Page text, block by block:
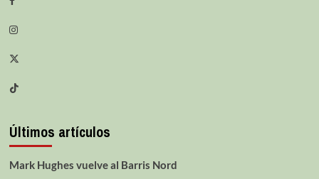
Últimos artículos
Mark Hughes vuelve al Barris Nord